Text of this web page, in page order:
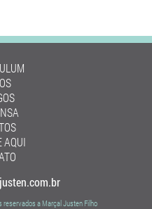
AQUI
a Marçal Justen Filho